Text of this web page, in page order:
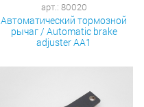
арт.: 80020
Автоматический тормозной
рычаг / Automatic brake
adjuster AA1